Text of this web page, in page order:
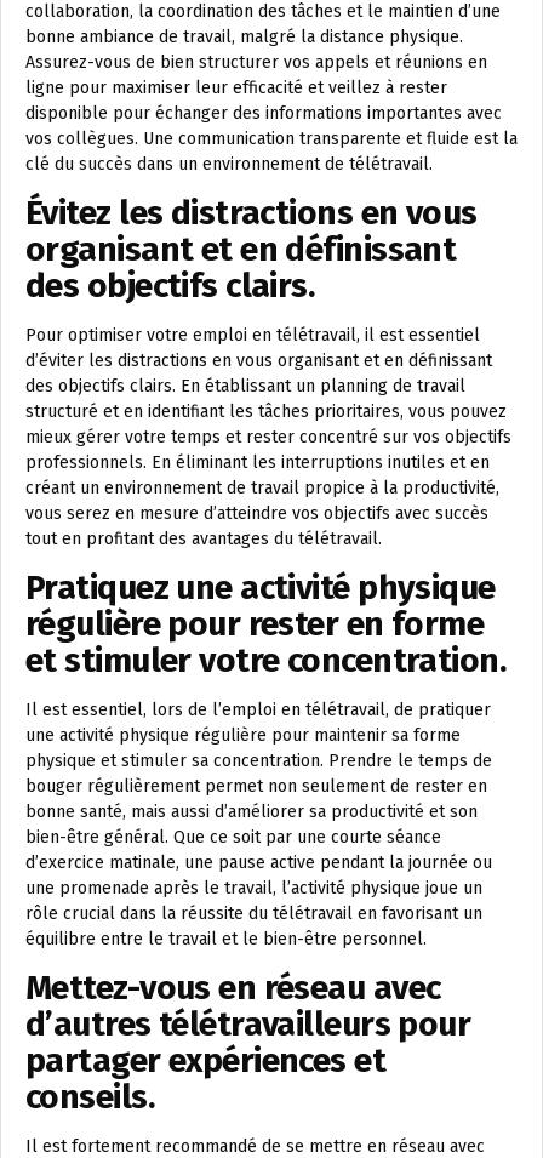
collaboration, la coordination des tâches et le maintien d’une
bonne ambiance de travail, malgré la distance physique.
Assurez-vous de bien structurer vos appels et réunions en
ligne pour maximiser leur efficacité et veillez à rester
disponible pour échanger des informations importantes avec
vos collègues. Une communication transparente et fluide est la
clé du succès dans un environnement de télétravail.
Évitez les distractions en vous
organisant et en définissant
des objectifs clairs.
Pour optimiser votre emploi en télétravail, il est essentiel
d’éviter les distractions en vous organisant et en définissant
des objectifs clairs. En établissant un planning de travail
structuré et en identifiant les tâches prioritaires, vous pouvez
mieux gérer votre temps et rester concentré sur vos objectifs
professionnels. En éliminant les interruptions inutiles et en
créant un environnement de travail propice à la productivité,
vous serez en mesure d’atteindre vos objectifs avec succès
tout en profitant des avantages du télétravail.
Pratiquez une activité physique
régulière pour rester en forme
et stimuler votre concentration.
Il est essentiel, lors de l’emploi en télétravail, de pratiquer
une activité physique régulière pour maintenir sa forme
physique et stimuler sa concentration. Prendre le temps de
bouger régulièrement permet non seulement de rester en
bonne santé, mais aussi d’améliorer sa productivité et son
bien-être général. Que ce soit par une courte séance
d’exercice matinale, une pause active pendant la journée ou
une promenade après le travail, l’activité physique joue un
rôle crucial dans la réussite du télétravail en favorisant un
équilibre entre le travail et le bien-être personnel.
Mettez-vous en réseau avec
d’autres télétravailleurs pour
partager expériences et
conseils.
Il est fortement recommandé de se mettre en réseau avec